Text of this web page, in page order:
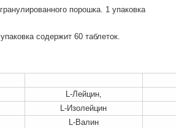
порошка. 1 упаковка
содержит 60 таблеток.
L-Лейцин,
L-Изолейцин
L-Валин